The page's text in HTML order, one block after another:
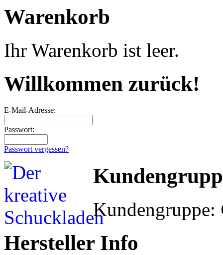
Warenkorb
Ihr Warenkorb ist leer.
Willkommen zurück!
E-Mail-Adresse:
Passwort:
Passwort vergessen?
Kundengruppe:
Hersteller Info